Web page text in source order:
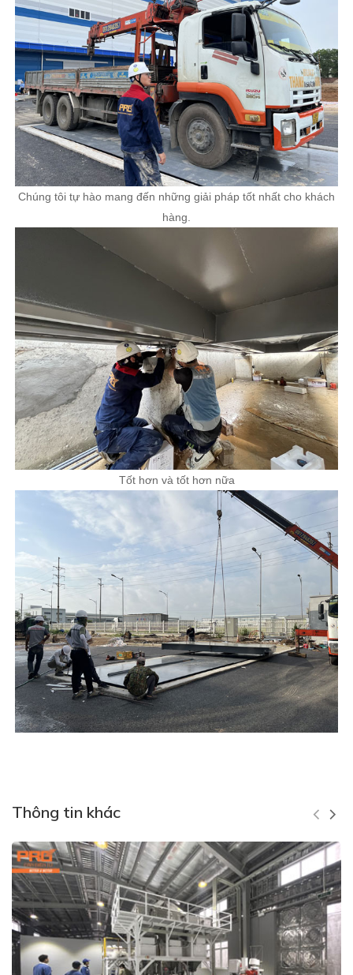
Chúng tôi tự hào mang đến những giải pháp tốt nhất cho khách
hàng.
Tốt hơn và tốt hơn nữa
Thông tin khác